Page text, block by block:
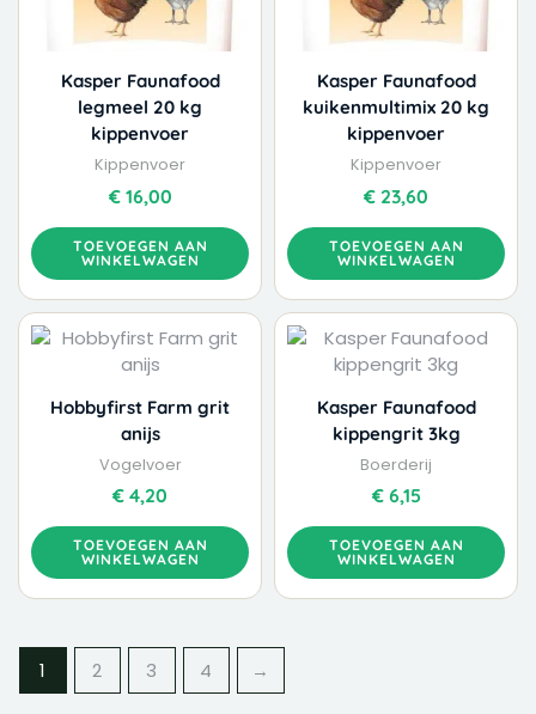
Kasper Faunafood
legmeel 20 kg
kippenvoer
Kippenvoer
€16,00
TOEVOEGEN AAN
WINKELWAGEN
Kasper Faunafood
kuikenmultimix 20 kg
kippenvoer
Kippenvoer
€ 23,60
TOEVOEGEN AAN
WINKELWAGEN
Hobbyfirst Farm grit
anijs
Vogelvoer
€ 4,20
TOEVOEGEN AAN
WINKELWAGEN
Kasper Faunafood
kippengrit 3kg
Boerderij
€6,15
TOEVOEGEN AAN
WINKELWAGEN
1 2 3 4 →